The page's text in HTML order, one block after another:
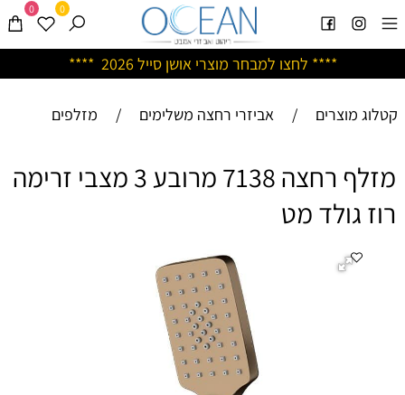
**** לחצו למבחר מוצרי אושן סייל 2026 ****
0 0
קטלוג מוצרים / אביזרי רחצה משלימים / מזלפים
מזלף רחצה 7138 מרובע 3 מצבי זרימה
רוז גולד מט